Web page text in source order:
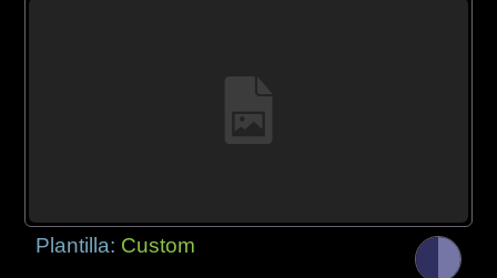
Plantilla: Custom